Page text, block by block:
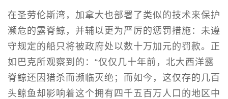
在圣劳伦斯湾，加拿大也部署了类似的技术来保护
濒危的露脊鲸，并辅以更为严厉的惩罚措施：未遵
守规定的船只将被政府处以数十万加元的罚款。正
如巴克所观察到的：“仅仅几十年前，北大西洋露
脊鲸还因猎杀而濒临灭绝；而如今，这仅存的几百
头鲸鱼却影响着这个拥有四千五百万人口的地区中